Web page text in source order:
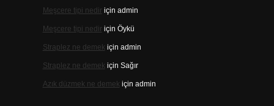
Meşcere tipi nediriçin admin
Meşcere tipi nediriçin Öykü
Straplez ne demek için admin
Straplez ne demek için Sağır
Azık düzmek ne demek için admin